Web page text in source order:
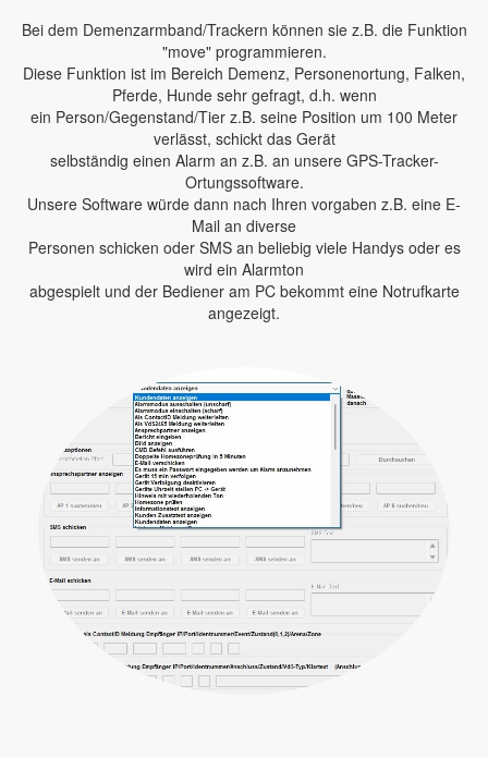
Bei dem Demenzarmband/Trackern können sie z.B. die Funktion
"move" programmieren.
Diese Funktion ist im Bereich Demenz, Personenortung, Falken,
Pferde, Hunde sehr gefragt, d.h. wenn
ein Person/Gegenstand/Tier z.B. seine Position um 100 Meter
verlässt, schickt das Gerät
selbständig einen Alarm an z.B. an unsere GPS-Tracker-
Ortungssoftware.
Unsere Software würde dann nach Ihren vorgaben z.B. eine E-
Mail an diverse
Personen schicken oder SMS an beliebig viele Handys oder es
wird ein Alarmton
abgespielt und der Bediener am PC bekommt eine Notrufkarte
angezeigt.